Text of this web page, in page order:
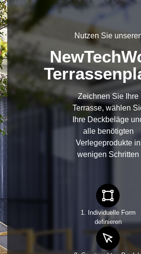
Nutzen Sie
Zeichnen Sie Ihre
Terrasse, wählen
Ihre Deckbeläge
alle benötigten
Verlegeprodukte in
wenigen Schritten
1. Individuelle Form
definieren